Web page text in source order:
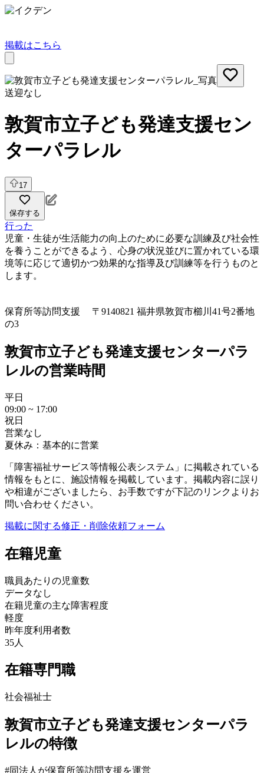
掲載はこちら
送迎なし
敦賀市立子ども発達支援セン
ターパラレル
17
保存する
行った
児童・生徒が生活能力の向上のために必要な訓練及び社会性
を養うことができるよう、心身の状況並びに置かれている環
境等に応じて適切かつ効果的な指導及び訓練等を行うものと
します。
保育所等訪問支援 〒9140821 福井県敦賀市櫛川41号2番地
の3
敦賀市立子ども発達支援センターパラ
レルの営業時間
平日
09:00 ~ 17:00
祝日
営業なし
夏休み：基本的に営業
「障害福祉サービス等情報公表システム」に掲載されている
情報をもとに、施設情報を掲載しています。掲載内容に誤り
や相違がございましたら、お手数ですが下記のリンクよりお
問い合わせください。
掲載に関する修正・削除依頼フォーム
在籍児童
職員あたりの児童数
データなし
在籍児童の主な障害程度
軽度
昨年度利用者数
35人
在籍専門職
社会福祉士
敦賀市立子ども発達支援センターパラ
レルの特徴
#同法人が保育所等訪問支援を運営